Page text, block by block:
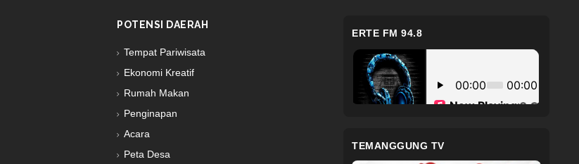
POTENSI DAERAH
Tempat Pariwisata
Ekonomi Kreatif
Rumah Makan
Penginapan
Acara
Peta Desa
ERTE FM 94.8
TEMANGGUNG TV